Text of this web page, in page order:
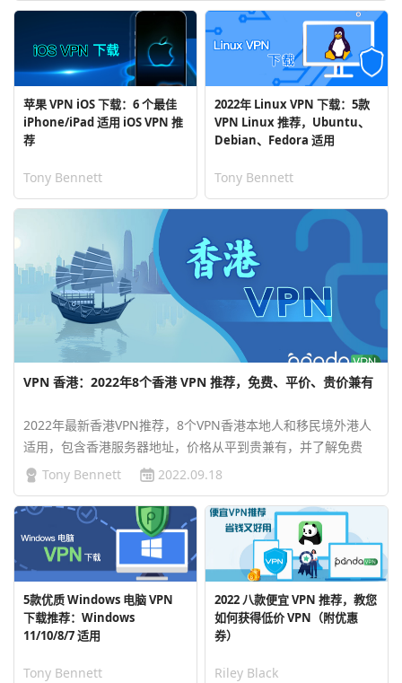
苹果 VPN iOS 下载：6 个最佳
iPhone/iPad 适用 iOS VPN 推
荐
Tony Bennett
2022年 Linux VPN 下载：5款
VPN Linux 推荐，Ubuntu、
Debian、Fedora 适用
Tony Bennett
VPN 香港：2022年8个香港 VPN 推荐，免费、平价、贵价兼有
2022年最新香港VPN推荐，8个VPN香港本地人和移民境外港人
适用，包含香港服务器地址，价格从平到贵兼有，并了解免费
VPN是否安全等常见问题。…
Tony Bennett 2022.09.18
5款优质 Windows 电脑 VPN
下载推荐：Windows
11/10/8/7 适用
Tony Bennett
2022 八款便宜 VPN 推荐，教您
如何获得低价 VPN（附优惠
券）
Riley Black